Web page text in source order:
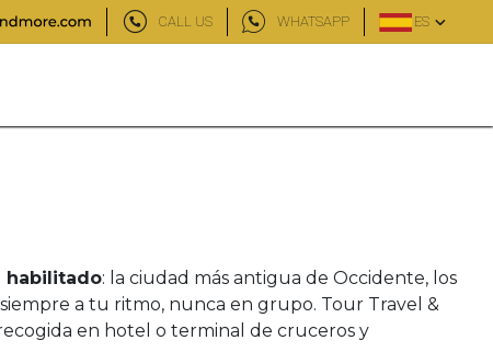
CALL US WHATSAPP ES
habilitado: la ciudad más antigua de Occidente, los
a tu ritmo, nunca en grupo. Tour Travel &
en hotel o terminal de cruceros y